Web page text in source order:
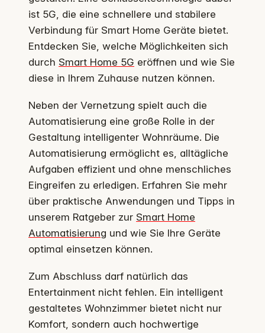
ist 5G, die eine schnellere und stabilere
Verbindung für Smart Home Geräte bietet.
Entdecken Sie, welche Möglichkeiten sich
durch Smart Home 5G eröffnen und wie Sie
diese in Ihrem Zuhause nutzen können.
Neben der Vernetzung spielt auch die
Automatisierung eine große Rolle in der
Gestaltung intelligenter Wohnräume. Die
Automatisierung ermöglicht es, alltägliche
Aufgaben effizient und ohne menschliches
Eingreifen zu erledigen. Erfahren Sie mehr
über praktische Anwendungen und Tipps in
unserem Ratgeber zur Smart Home
Automatisierung und wie Sie Ihre Geräte
optimal einsetzen können.
Zum Abschluss darf natürlich das
Entertainment nicht fehlen. Ein intelligent
gestaltetes Wohnzimmer bietet nicht nur
Komfort, sondern auch hochwertige